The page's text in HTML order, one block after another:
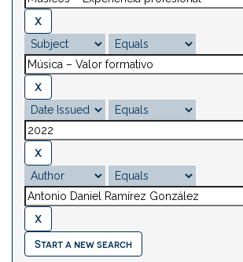
Start a new search